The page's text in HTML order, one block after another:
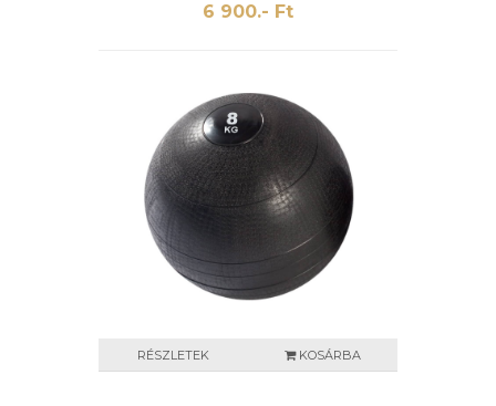
6 900.- Ft
RÉSZLETEK KOSÁRBA